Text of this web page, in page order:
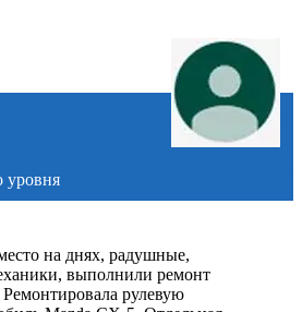
уровня
на днях, радушные,
выполнили ремонт
Ремонтировала рулевую